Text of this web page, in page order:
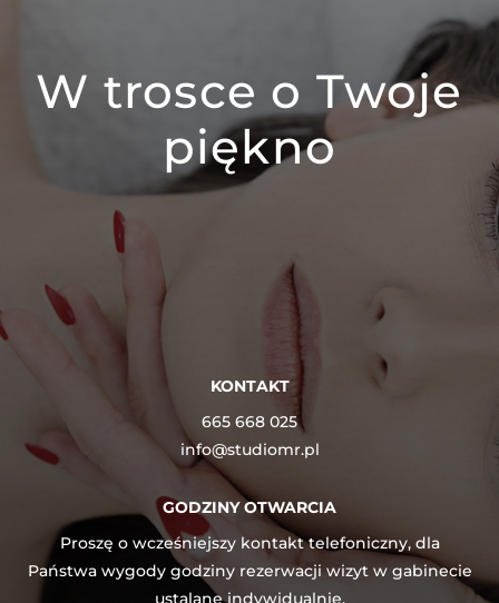
W trosce o Twoje
piękno
KONTAKT
665 668 025
info@studiomr.pl
GODZINY OTWARCIA
Proszę o wcześniejszy kontakt telefoniczny, dla
Państwa wygody godziny rezerwacji wizyt w gabinecie
ustalane indywidualnie.